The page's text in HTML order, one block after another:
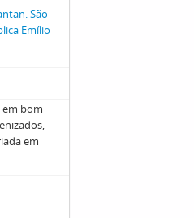
São
Emílio
bom
em